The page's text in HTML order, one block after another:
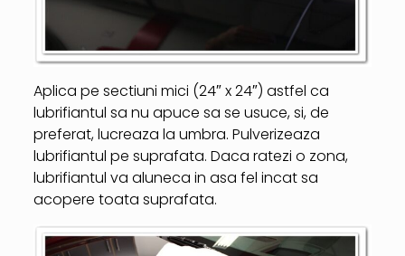
Aplica pe sectiuni mici (24″ x 24″) astfel ca
lubrifiantul sa nu apuce sa se usuce, si, de
preferat, lucreaza la umbra. Pulverizeaza
lubrifiantul pe suprafata. Daca ratezi o zona,
lubrifiantul va aluneca in asa fel incat sa
acopere toata suprafata.